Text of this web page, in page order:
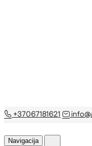
+37067181621
Navigacija